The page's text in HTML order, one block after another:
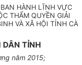
HÀNH LĨNH VỰC
THẨM QUYỀN GIẢI
VÀ XÃ HỘI TỈNH CÀ
DÂN TỈNH
năm 2015;